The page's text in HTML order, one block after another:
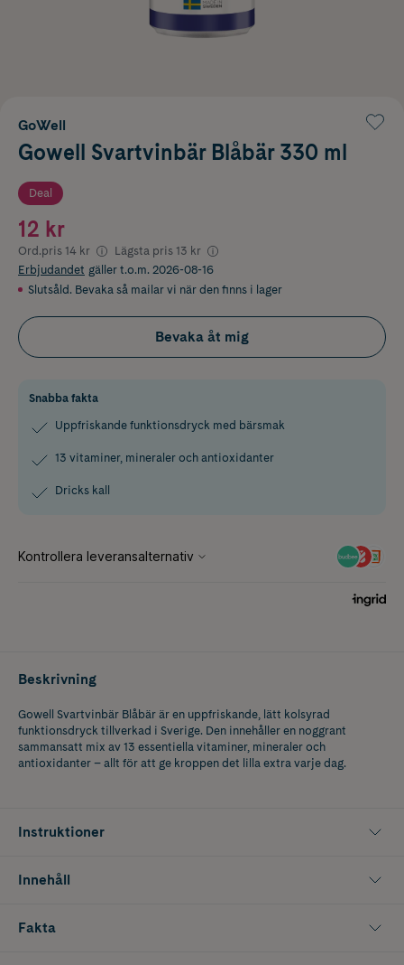
GoWell
Gowell Svartvinbär Blåbär 330 ml
Deal
12 kr
Ord.pris 14 kr Lägsta pris 13 kr
Erbjudandet gäller t.o.m. 2026-08-16
Slutsåld. Bevaka så mailar vi när den finns i lager
Bevaka åt mig
Snabba fakta
Uppfriskande funktionsdryck med bärsmak
13 vitaminer, mineraler och antioxidanter
Dricks kall
Beskrivning
Gowell Svartvinbär Blåbär är en uppfriskande, lätt kolsyrad
funktionsdryck tillverkad i Sverige. Den innehåller en noggrant
sammansatt mix av 13 essentiella vitaminer, mineraler och
antioxidanter – allt för att ge kroppen det lilla extra varje dag.
Instruktioner
Innehåll
Fakta